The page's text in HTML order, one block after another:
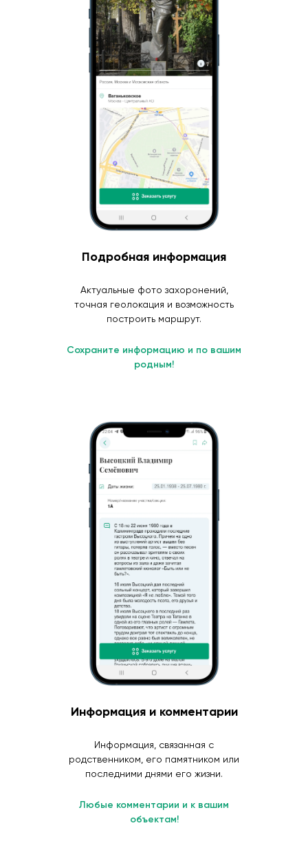
Подробная информация
Актуальные фото захоронений,
точная геолокация и возможность
построить маршрут.
Сохраните информацию и по вашим
родным!
Информация и комментарии
Информация, связанная с
родственником, его памятником или
последними днями его жизни.
Любые комментарии и к вашим
объектам!